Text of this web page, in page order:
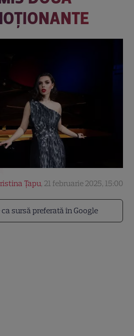
sursă preferată în Google
Țapu, 21 februarie 2025, 15:00